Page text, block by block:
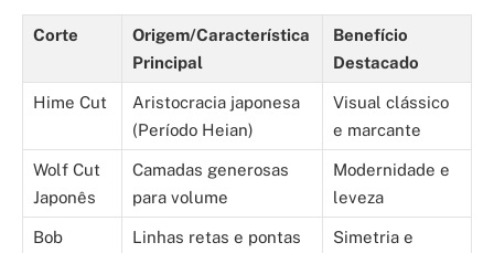
Corte
Origem/Característica
Principal
Benefício
Destacado
Hime Cut
Aristocracia japonesa
(Período Heian)
Visual clássico
e marcante
Wolf Cut
Japonês
Camadas generosas
para volume
Modernidade e
leveza
Bob
Linhas retas e pontas
Simetria e